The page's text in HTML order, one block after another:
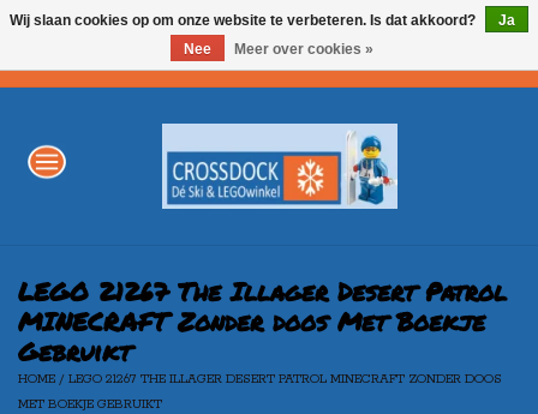
WINTERSPORT
LEGO
AKTIE
LEGO 21267 The Illager Desert Patrol
MINECRAFT Zonder doos Met Boekje
Gebruikt
HOME / LEGO 21267 THE ILLAGER DESERT PATROL MINECRAFT ZONDER DOOS
MET BOEKJE GEBRUIKT
Wij slaan cookies op om onze website te verbeteren. Is dat akkoord?
Ja
Nee
Meer over cookies »